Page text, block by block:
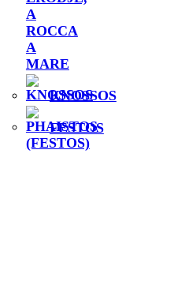
KNOSSOS
FESTOS